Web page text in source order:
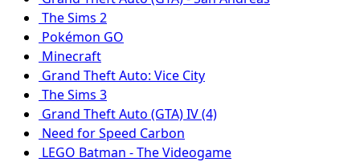
The Sims 2
Pokémon GO
Minecraft
Grand Theft Auto: Vice City
The Sims 3
Grand Theft Auto (GTA) IV (4)
Need for Speed Carbon
LEGO Batman - The Videogame